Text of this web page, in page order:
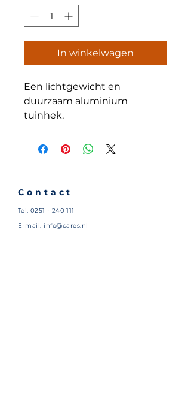
In winkelwagen
Een lichtgewicht en
duurzaam aluminium
tuinhek.
Contact
Tel: 0251 - 240 111
E-mail: info@cares.nl